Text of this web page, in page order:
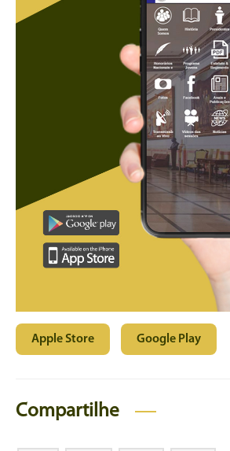
Apple Store Google Play
Compartilhe